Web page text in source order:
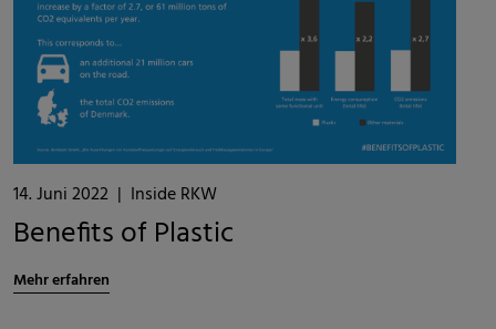
14. Juni 2022 | Inside RKW
Benefits of Plastic
Mehr erfahren